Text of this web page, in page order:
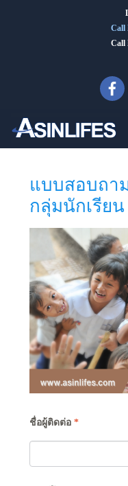
Call
Call
แบบสอบถา
กลุ่มนักเรียน
ชื่อผู้ติดต่อ *